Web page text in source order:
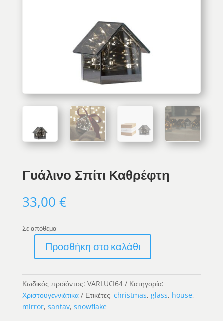
Γυάλινο Σπίτι Καθρέφτη
33,00 €
Σε απόθεμα
Γυάλινο
Καθρέφτη
ποσότητα
Προσθήκη στο καλάθι
Κωδικός προϊόντος: VARLUCI64
Κατηγορία:
Χριστουγεννιάτικα
Ετικέτες: christmas, glass, house,
mirror, santav, snowflake